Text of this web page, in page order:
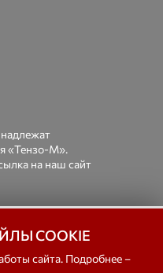
«Тензо-М».
на наш сайт
бункерные,
COOKIE
сайта. Подробнее –